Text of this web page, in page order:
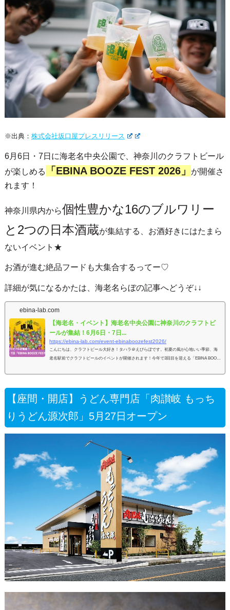
※出典： 株式会社坂口屋プレスリリース
6月6日・7日に海老名中央公園で、神奈川のクラフトビール
が楽しめる
「EBINA BOOZE FEST 2026」
が開催さ
れます！
神奈川県内から個性豊かな16のブルワリー
と2つの日本酒蔵が集結する、お酒好きにはたまら
ないイベント★
お酒が進む絶品フードも大集合するってー♡
詳細が気になるかたは、海老名らぼの記事へどうぞ↓↓
ebina-lab.com
【海老名・イベント】海老名中央公園に神奈川のクラフトビ
ールが集結！6月6日・7日...
https://ebina-lab.com/event-ebinaboozefest2026/
こんにちは、クラフトビール大好き！タハラ＠えびらぼです。初夏の風が心地いい季節、海
老名駅前でクラフトビールのイベントが開催されます！今年で3回目を迎える「EBINA BOOZ
【座間・開店】うどん専門店「肉讃岐 もっち
りうどん源次郎」5月27日オープン